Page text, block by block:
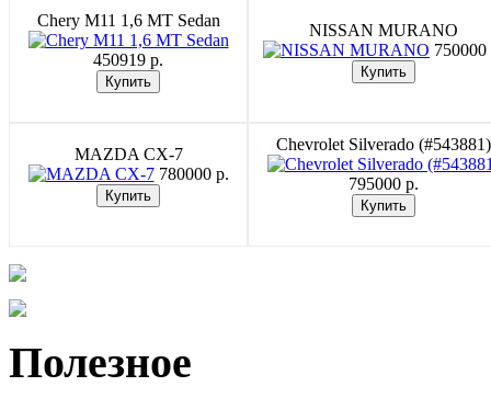
Chery M11 1,6 MT Sedan
450919 p.
NISSAN MURANO
750000
MAZDA CX-7
780000 p.
Chevrolet Silverado (#543881)
795000 p.
Полезное